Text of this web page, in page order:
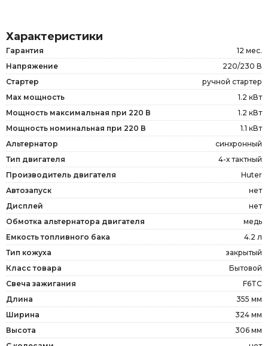
Характеристики
Гарантия
12 мес.
Напряжение
220/230 В
Стартер
ручной стартер
Max мощность
1.2 кВт
Мощность максимальная при 220 В
1.2 кВт
Мощность номинальная при 220 В
1.1 кВт
Альтернатор
синхронный
Тип двигателя
4-х тактный
Производитель двигателя
Huter
Автозапуск
нет
Дисплей
нет
Обмотка альтернатора двигателя
медь
Емкость топливного бака
4.2 л
Тип кожуха
закрытый
Класс товара
Бытовой
Свеча зажигания
F6TC
Длина
355 мм
Ширина
324 мм
Высота
306 мм